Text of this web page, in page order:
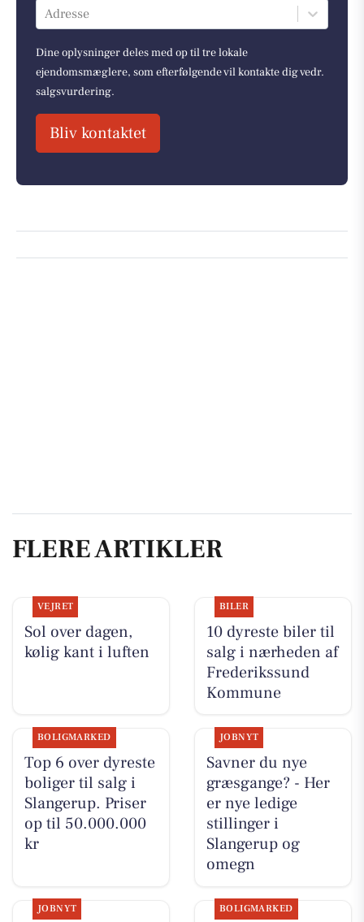
Adresse
Dine oplysninger deles med op til tre lokale
ejendomsmæglere, som efterfølgende vil kontakte dig vedr.
salgsvurdering.
Bliv kontaktet
FLERE ARTIKLER
VEJRET
Sol over dagen,
kølig kant i luften
BILER
10 dyreste biler til
salg i nærheden af
Frederikssund
Kommune
BOLIGMARKED
Top 6 over dyreste
boliger til salg i
Slangerup. Priser
op til 50.000.000
kr
JOBNYT
Savner du nye
græsgange? - Her
er nye ledige
stillinger i
Slangerup og
omegn
JOBNYT BOLIGMARKED